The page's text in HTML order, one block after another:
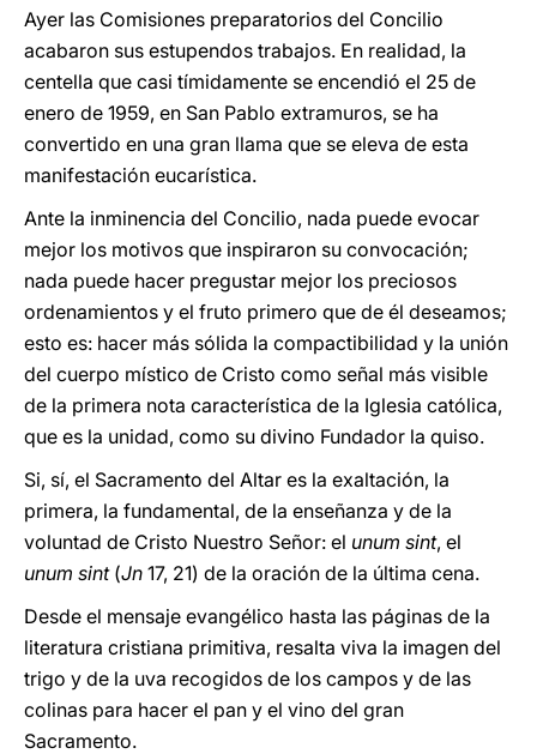
Ayer las Comisiones preparatorios del Concilio
acabaron sus estupendos trabajos. En realidad, la
centella que casi tímidamente se encendió el 25 de
enero de 1959, en San Pablo extramuros, se ha
convertido en una gran llama que se eleva de esta
manifestación eucarística.
Ante la inminencia del Concilio, nada puede evocar
mejor los motivos que inspiraron su convocación;
nada puede hacer pregustar mejor los preciosos
ordenamientos y el fruto primero que de él deseamos;
esto es: hacer más sólida la compactibilidad y la unión
del cuerpo místico de Cristo como señal más visible
de la primera nota característica de la Iglesia católica,
que es la unidad, como su divino Fundador la quiso.
Si, sí, el Sacramento del Altar es la exaltación, la
primera, la fundamental, de la enseñanza y de la
voluntad de Cristo Nuestro Señor: el unum sint, el
unum sint(Jn 17, 21) de la oración de la última cena.
Desde el mensaje evangélico hasta las páginas de la
literatura cristiana primitiva, resalta viva la imagen del
trigo y de la uva recogidos de los campos y de las
colinas para hacer el pan y el vino del gran
Sacramento.